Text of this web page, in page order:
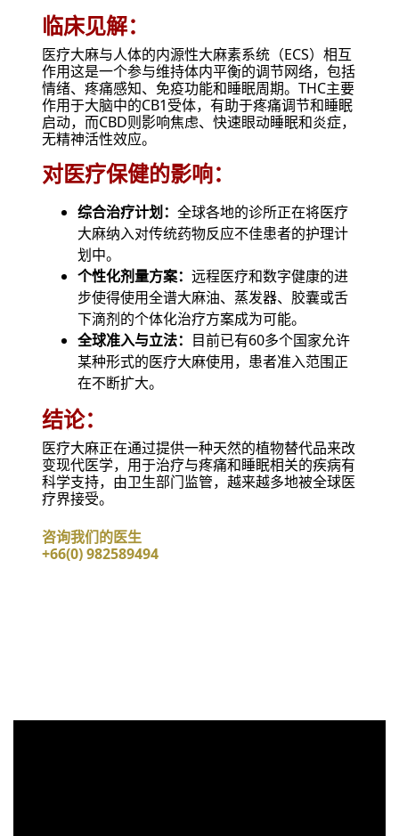
临床见解：
医疗大麻与人体的内源性大麻素系统（ECS）相互
作用这是一个参与维持体内平衡的调节网络，包括
情绪、疼痛感知、免疫功能和睡眠周期。THC主要
作用于大脑中的CB1受体，有助于疼痛调节和睡眠
启动，而CBD则影响焦虑、快速眼动睡眠和炎症，
无精神活性效应。
对医疗保健的影响：
综合治疗计划： 全球各地的诊所正在将医疗
大麻纳入对传统药物反应不佳患者的护理计
划中。
个性化剂量方案： 远程医疗和数字健康的进
步使得使用全谱大麻油、蒸发器、胶囊或舌
下滴剂的个体化治疗方案成为可能。
全球准入与立法： 目前已有60多个国家允许
某种形式的医疗大麻使用，患者准入范围正
在不断扩大。
结论：
医疗大麻正在通过提供一种天然的植物替代品来改
变现代医学，用于治疗与疼痛和睡眠相关的疾病有
科学支持，由卫生部门监管，越来越多地被全球医
疗界接受。
咨询我们的医生
+66(0) 982589494